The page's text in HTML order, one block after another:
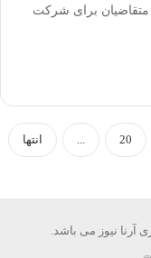
متقاضیان برای شرکت
20 انتها
نیوز می باشد.